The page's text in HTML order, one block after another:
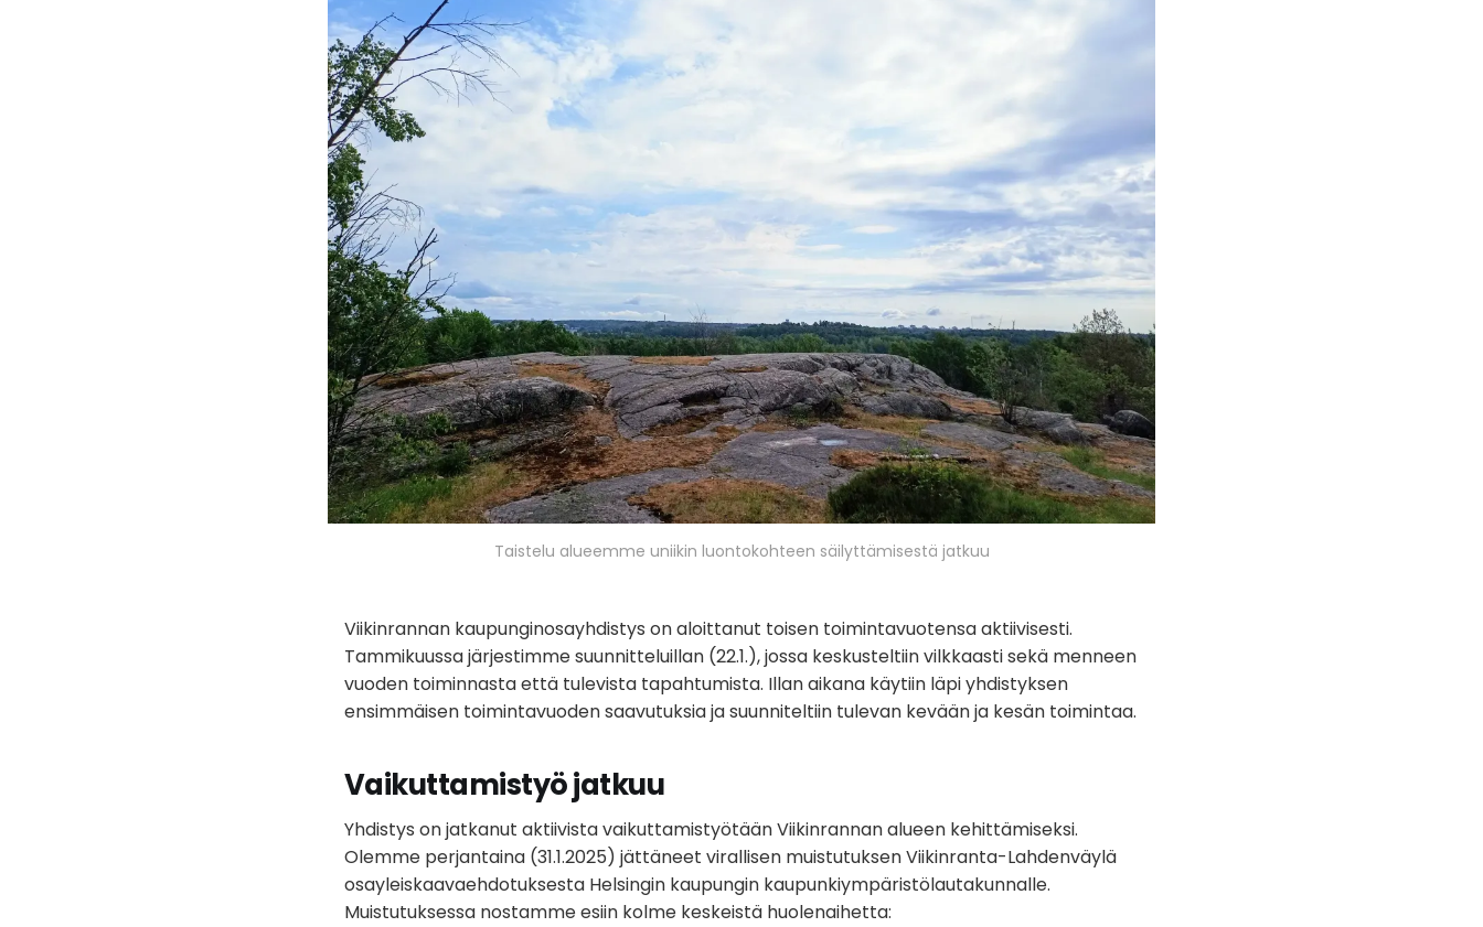
Taistelu alueemme uniikin luontokohteen säilyttämisestä jatkuu
Viikinrannan kaupunginosayhdistys on aloittanut toisen toimintavuotensa aktiivisesti.
Tammikuussa järjestimme suunnitteluillan (22.1.), jossa keskusteltiin vilkkaasti sekä menneen
vuoden toiminnasta että tulevista tapahtumista. Illan aikana käytiin läpi yhdistyksen
ensimmäisen toimintavuoden saavutuksia ja suunniteltiin tulevan kevään ja kesän toimintaa.
Vaikuttamistyö jatkuu
Yhdistys on jatkanut aktiivista vaikuttamistyötään Viikinrannan alueen kehittämiseksi.
Olemme perjantaina (31.1.2025) jättäneet virallisen muistutuksen Viikinranta-Lahdenväylä
osayleiskaavaehdotuksesta Helsingin kaupungin kaupunkiympäristölautakunnalle.
Muistutuksessa nostamme esiin kolme keskeistä huolenaihetta: